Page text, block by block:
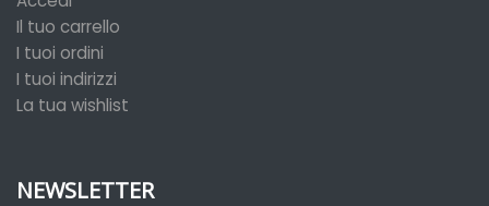
Il tuo carrello
I tuoi ordini
I tuoi indirizzi
La tua wishlist
NEWSLETTER